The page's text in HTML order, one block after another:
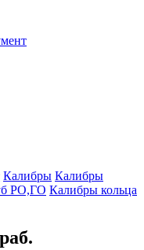
Калибры Калибры
РО,ГО Калибры кольца